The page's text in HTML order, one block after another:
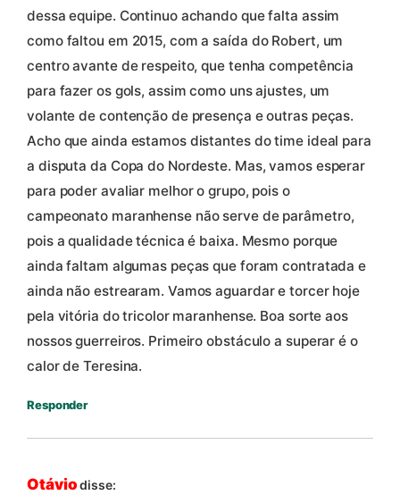
dessa equipe. Continuo achando que falta assim
como faltou em 2015, com a saída do Robert, um
centro avante de respeito, que tenha competência
para fazer os gols, assim como uns ajustes, um
volante de contenção de presença e outras peças.
Acho que ainda estamos distantes do time ideal para
a disputa da Copa do Nordeste. Mas, vamos esperar
para poder avaliar melhor o grupo, pois o
campeonato maranhense não serve de parâmetro,
pois a qualidade técnica é baixa. Mesmo porque
ainda faltam algumas peças que foram contratada e
ainda não estrearam. Vamos aguardar e torcer hoje
pela vitória do tricolor maranhense. Boa sorte aos
nossos guerreiros. Primeiro obstáculo a superar é o
calor de Teresina.
Responder
Otáviodisse: